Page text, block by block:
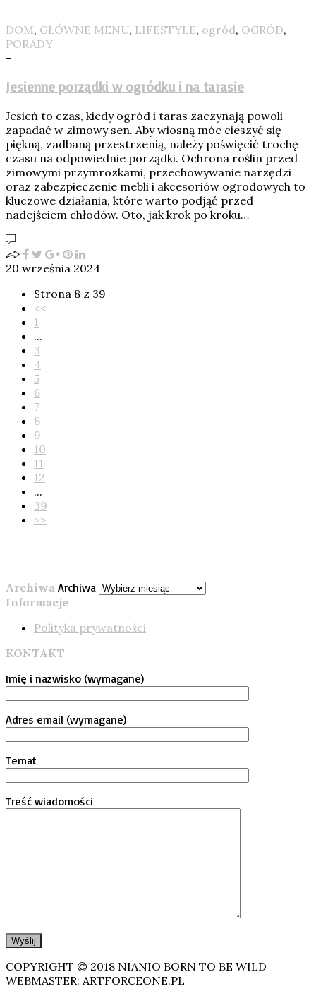
DOM, GŁÓWNE MENU, LIFESTYLE, ogród, OGRÓD,
PORADY
-
Jesienne porządki w ogródku i na tarasie
Jesień to czas, kiedy ogród i taras zaczynają powoli
zapadać w zimowy sen. Aby wiosną móc cieszyć się
piękną, zadbaną przestrzenią, należy poświęcić trochę
czasu na odpowiednie porządki. Ochrona roślin przed
zimowymi przymrozkami, przechowywanie narzędzi
oraz zabezpieczenie mebli i akcesoriów ogrodowych to
kluczowe działania, które warto podjąć przed
nadejściem chłodów. Oto, jak krok po kroku…
20 września 2024
Strona 8 z 39
<<
1
...
3
4
5
6
7
8
9
10
11
12
...
39
>>
Archiwa Archiwa
Informacje
Polityka prywatności
KONTAKT
Imię i nazwisko (wymagane)
Adres email (wymagane)
Temat
Treść wiadomości
COPYRIGHT © 2018 NIANIO BORN TO BE WILD
WEBMASTER: ARTFORCEONE.PL